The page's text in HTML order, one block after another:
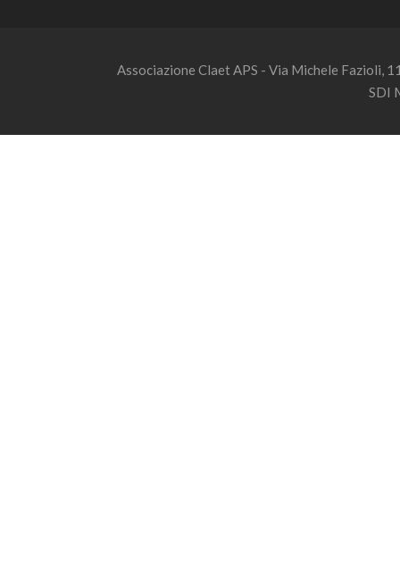
Associazione Claet APS - Via Michele Fazioli,
SDI